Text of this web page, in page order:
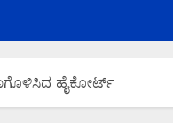
ಹೈಕೋರ್ಟ್